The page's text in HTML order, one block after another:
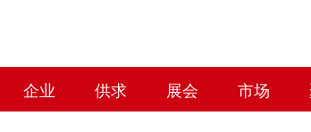
企业 供求 展会 市场